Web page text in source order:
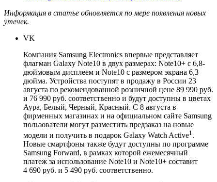
Информация в статье обновляется по мере появления новых
утечек.
VK
Компания Samsung Electronics впервые представляет
флагман Galaxy Note10 в двух размерах: Note10+ c 6,8-
дюймовым дисплеем и Note10 c размером экрана 6,3
дюйма. Устройства поступят в продажу в России 23
августа по рекомендованной розничной цене 89 990 руб.
и 76 990 руб. соответственно и будут доступны в цветах
Аура, Белый, Черный, Красный. С 8 августа в
фирменных магазинах и на официальном сайте Samsung
пользователи могут разместить предзаказ на новые
модели и получить в подарок Galaxy Watch Active1 .
Новые смартфоны также будут доступны по программе
Samsung Forward, в рамках которой ежемесячный
платеж за использование Note10 и Note10+ составит
4 690 руб. и 5 490 руб. соответственно.